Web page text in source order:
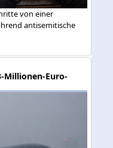
von einer
antisemitische
Millionen-Euro-